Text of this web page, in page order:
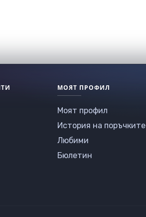
МОЯТ ПРОФИЛ
Моят профил
История на поръчките
Любими
Бюлетин